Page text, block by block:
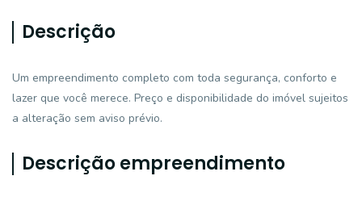
Descrição
Um empreendimento completo com toda segurança, conforto e
lazer que você merece. Preço e disponibilidade do imóvel sujeitos
a alteração sem aviso prévio.
Descrição empreendimento